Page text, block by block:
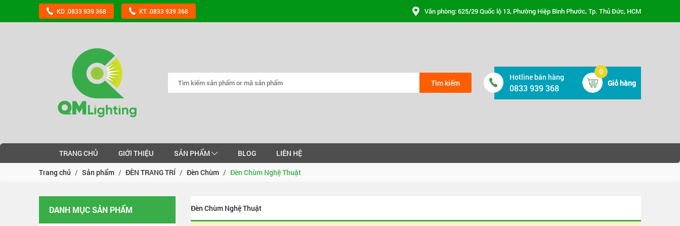
KD .0833 939 368 KT .0833 939 368 Văn phòng: 625/29 Quốc lộ 13, Phường Hiệp Bình Phước, Tp. Thủ Đức, HCM
Tìm kiếm
Hotline bán hàng
0833 939 368 Giỏ hàng
0
TRANG CHỦ GIỚI THIỆU SẢN PHẨM BLOG
LIÊN HỆ
Trang chủ
Sản phẩm ĐÈN TRANG TRÍ Đèn Chùm Đèn Chùm Nghệ Thuật
DANH MỤC SẢN PHẨM Đèn Chùm Nghệ Thuật